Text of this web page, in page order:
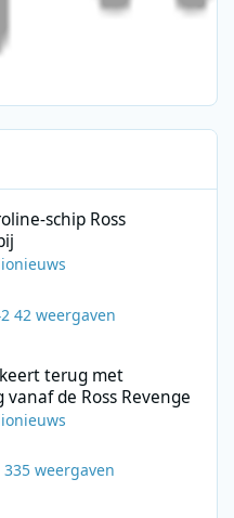
schip Ross
42 weergaven
terug met
de Ross Revenge
335 weergaven